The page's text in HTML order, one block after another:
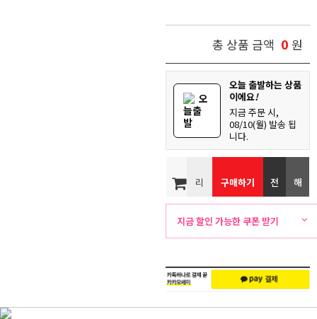
총 상품 금액 0 원
오
늘출
발
오늘 출발하는 상품
이에요!
지금 주문 시,
08/10(월) 발송 됩
니다.
리
뷰
구매하기 전
화
문
해
외
송
지금 할인 가능한 쿠폰 받기